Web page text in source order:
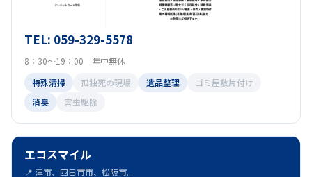
TEL: 059-329-5578
8：30～19：00 年中無休
特殊清掃
孤独死の現場 遺品整理
ゴミ屋敷片付け
消臭
害虫駆除
エコスマイル
📍 津市、四日市市、松阪市...